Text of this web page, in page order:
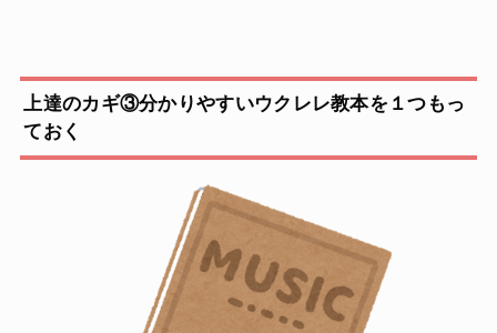
上達のカギ③分かりやすいウクレレ教本を１つもっ
ておく